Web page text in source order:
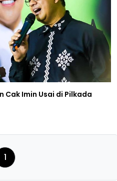
Cak Imin Usai di Pilkada
1